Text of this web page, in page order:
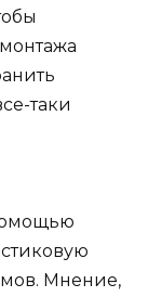
таки
Мнение,